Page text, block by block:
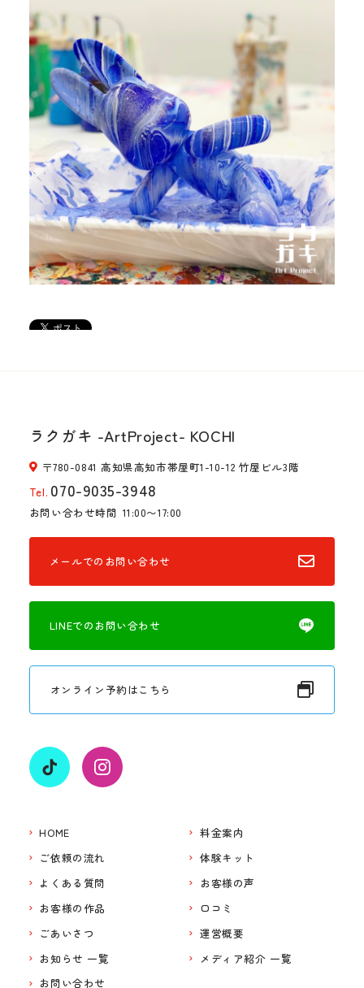
ラクガキ -ArtProject- KOCHI
〒780-0841 高知県高知市帯屋町1-10-12 竹屋ビル3階
Tel. 070-9035-3948
お問い合わせ時間 11:00〜17:00
メールでのお問い合わせ
LINEでのお問い合わせ
オンライン予約はこちら
HOME
料金案内
ご依頼の流れ
体験キット
よくある質問
お客様の声
お客様の作品
口コミ
ごあいさつ
運営概要
お知らせ 一覧
メディア紹介 一覧
お問い合わせ